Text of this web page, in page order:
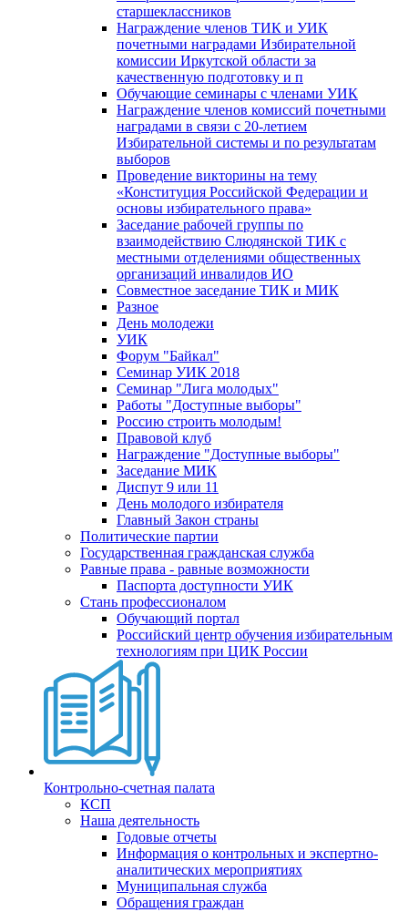
старшеклассников
Награждение членов ТИК и УИК
почетными наградами Избирательной
комиссии Иркутской области за
качественную подготовку и п
Обучающие семинары с членами УИК
Награждение членов комиссий почетными
наградами в связи с 20-летием
Избирательной системы и по результатам
выборов
Проведение викторины на тему
«Конституция Российской Федерации и
основы избирательного права»
Заседание рабочей группы по
взаимодействию Слюдянской ТИК с
местными отделениями общественных
организаций инвалидов ИО
Совместное заседание ТИК и МИК
Разное
День молодежи
УИК
Форум "Байкал"
Семинар УИК 2018
Семинар "Лига молодых"
Работы "Доступные выборы"
Россию строить молодым!
Правовой клуб
Награждение "Доступные выборы"
Заседание МИК
Диспут 9 или 11
День молодого избирателя
Главный Закон страны
Политические партии
Государственная гражданская служба
Равные права - равные возможности
Паспорта доступности УИК
Стань профессионалом
Обучающий портал
Российский центр обучения избирательным
технологиям при ЦИК России
Контрольно-счетная палата
КСП
Наша деятельность
Годовые отчеты
Информация о контрольных и экспертно-
аналитических мероприятиях
Муниципальная служба
Обращения граждан